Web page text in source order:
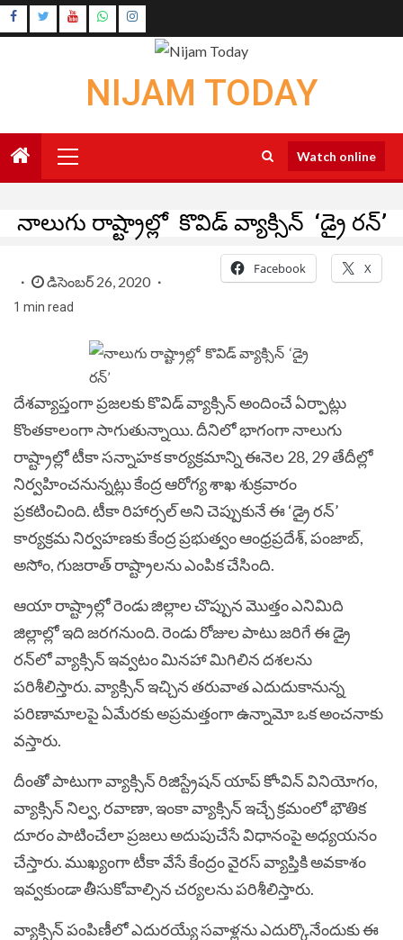
Skip
to
Instagram
NIJAM TODAY
Menu
Watch online
నాలుగు రాష్ట్రాల్లో కొవిడ్‌ వ్యాక్సిన్‌ ‘డ్రై రన్‌’
డిసెంబర్ 26, 2020
1 min read
Facebook X
దేశవ్యాప్తంగా ప్రజలకు కొవిడ్‌ వ్యాక్సిన్‌ అందించే ఏర్పాట్లు
కొంతకాలంగా సాగుతున్నాయి. దీనిలో భాగంగా నాలుగు
రాష్ట్రాల్లో టీకా సన్నాహక కార్యక్రమాన్ని ఈనెల 28, 29 తేదీల్లో
నిర్వహించనున్నట్లు కేంద్ర ఆరోగ్య శాఖ శుక్రవారం
ప్రకటించింది.టీకా రిహార్సల్‌ అని చెప్పుకునే ఈ ‘డ్రై రన్‌’
కార్యక్రమ నిర్వహణకు కేంద్ర ప్రభుత్వం ఆంధ్రప్రదేశ్‌, పంజాబ్‌,
అసోం, గుజరాత్‌ రాష్ట్రాలను ఎంపిక చేసింది.
ఆయా రాష్ట్రాల్లో రెండు జిల్లాల చొప్పున మొత్తం ఎనిమిది
జిల్లాల్లో ఇది జరగనుంది. రెండు రోజుల పాటు జరిగే ఈ డ్రై
రన్‌లో వ్యాక్సిన్‌ ఇవ్వటం మినహా మిగిలిన దశలను
పరిశీలిస్తారు. వ్యాక్సిన్‌ ఇచ్చిన తరువాత ఎదుదుకానున్న
పరిణామాలపై ఏమేరకు అప్రమత్తంగా ఉన్నామో ఒక అంచనాకు
వస్తారు.
దీంతో పాటుగా వ్యాక్సిన్‌ రిజిస్ట్రేషన్‌ యాప్‌ కోావిన్‌ వినియోగం,
వ్యాక్సిన్‌ నిల్వ, రవాణా, ఇంకా వ్యాక్సిన్‌ ఇచ్చే క్రమంలో భౌతిక
దూరం పాటించేలా ప్రజలు అదుపుచేసే విధానంపై అధ్యయనం
చేస్తారు. ముఖ్యంగా టీకా వేసే కేంద్రం వైరస్‌ వ్యాప్తికి అవకాశం
ఇవ్వకుండా తీసుకోవాల్సిన చర్యలను పరిశీలిస్తారు.
వ్యాక్సిన్‌ పంపిణీలో ఎదురయ్యే సవాళ్లను ఎదుర్కొనేందుకు ఈ